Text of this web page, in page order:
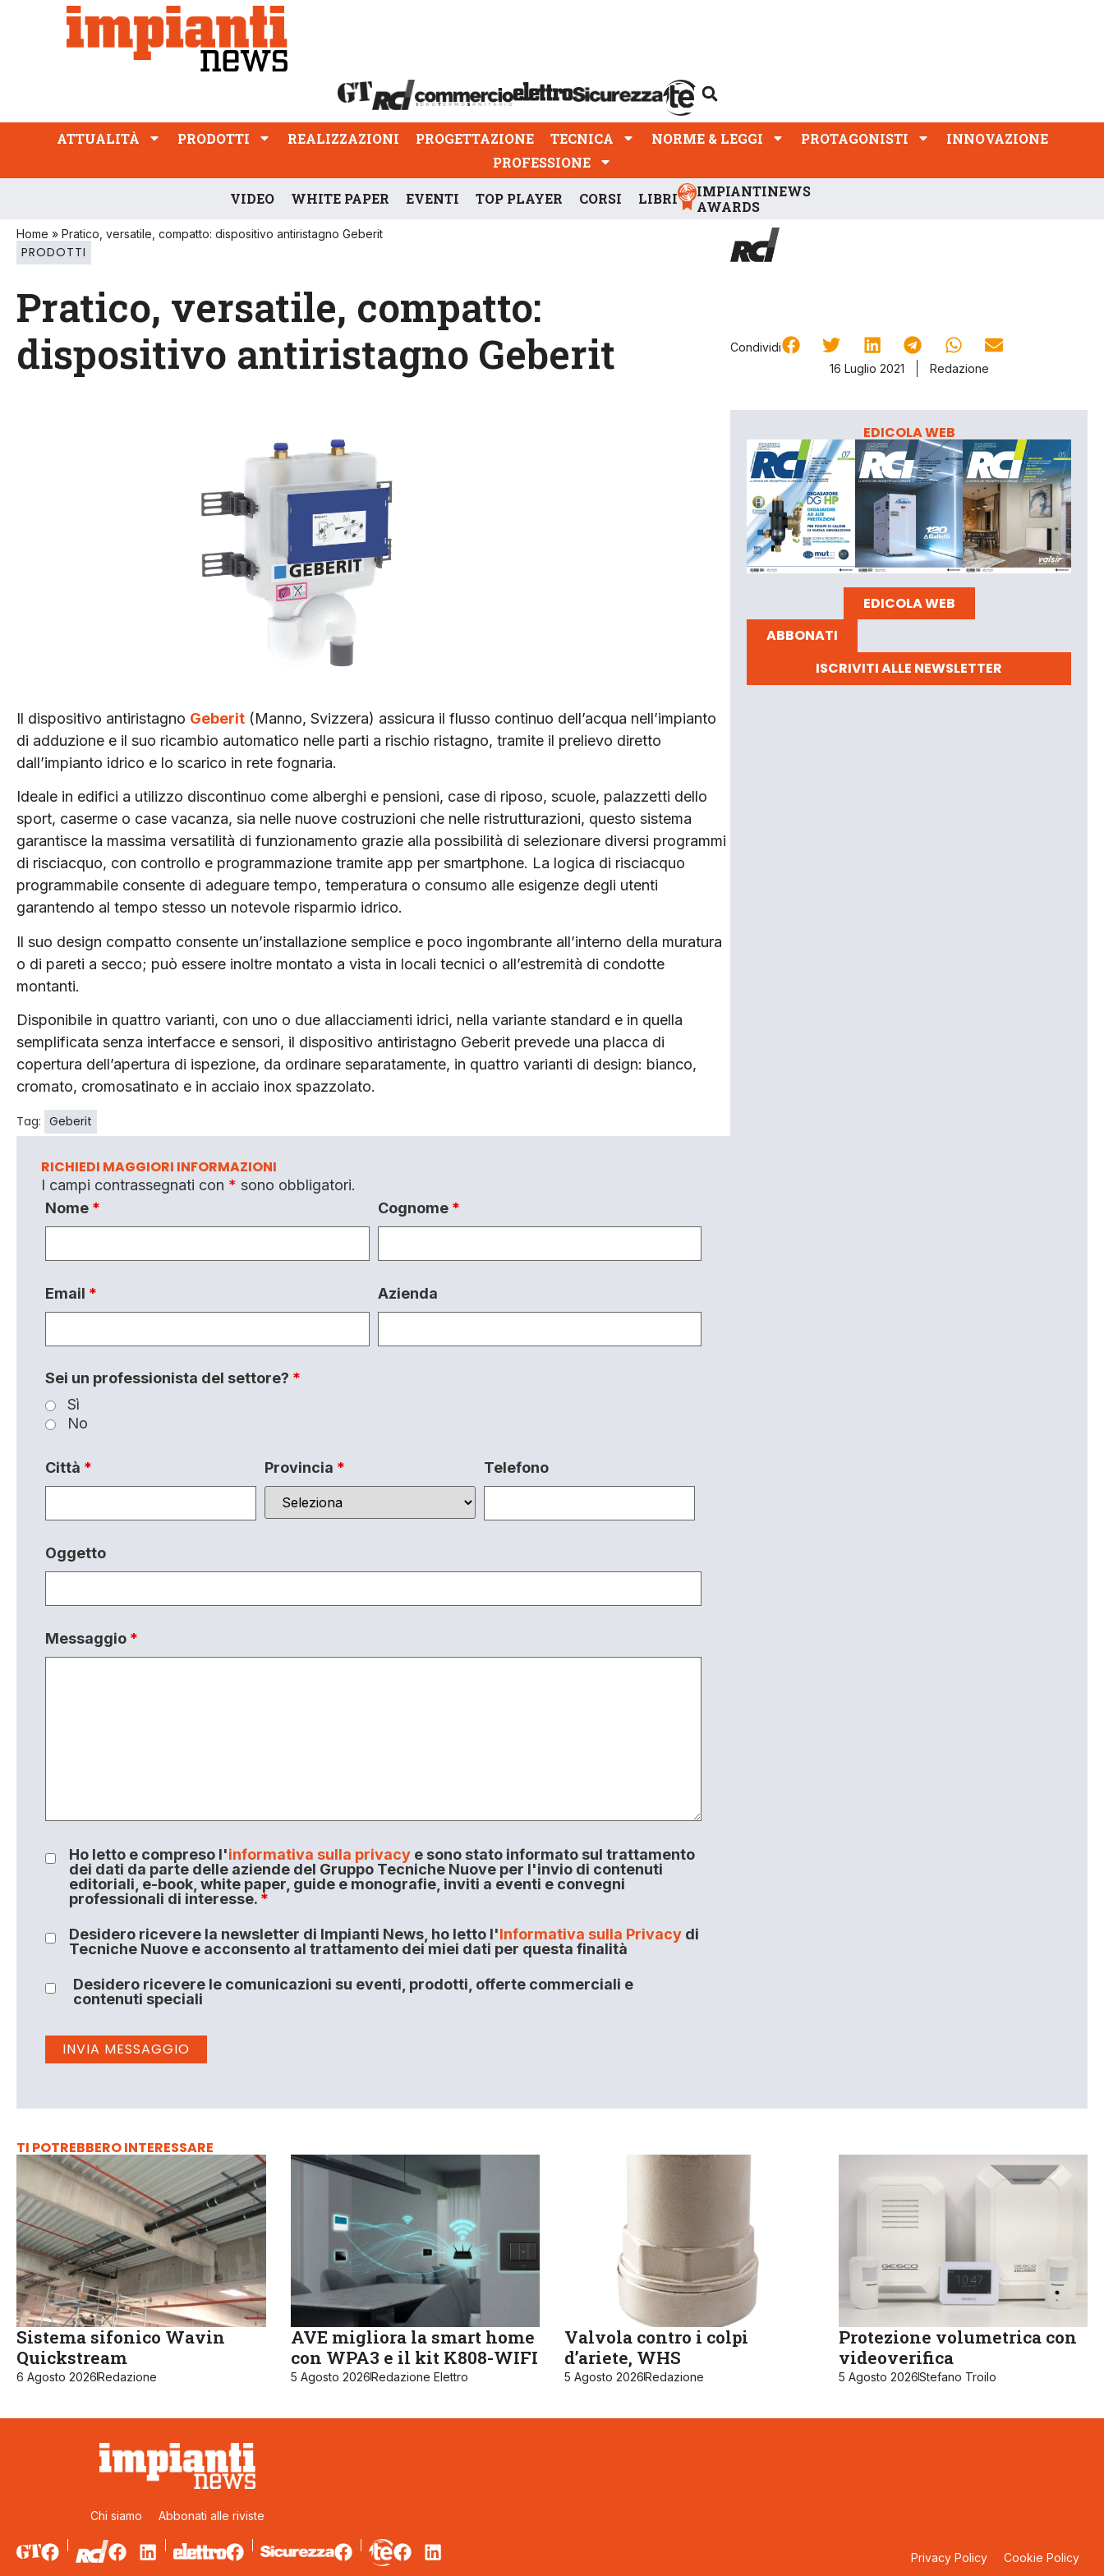
ATTUALITÀ PRODOTTI REALIZZAZIONI
PROFESSIONE
ATTUALITÀ PRODOTTI REALIZZAZIONI PROGETTAZIONE TECNICA NORME & LEGGI PROTAGONISTI
INNOVAZIONE
PROFESSIONE
VIDEO WHITE PAPER EVENTI TOP PLAYER CORSI LIBRI
IMPIANTINEWS
AWARDS
Home » Pratico, versatile, compatto: dispositivo antiristagno Geberit
PRODOTTI
Pratico, versatile, compatto:
dispositivo antiristagno Geberit
Condividi
16 Luglio 2021
Redazione
Il dispositivo antiristagno Geberit (Manno, Svizzera) assicura il flusso continuo dell’acqua nell’impianto
di adduzione e il suo ricambio automatico nelle parti a rischio ristagno, tramite il prelievo diretto
dall’impianto idrico e lo scarico in rete fognaria.
Ideale in edifici a utilizzo discontinuo come alberghi e pensioni, case di riposo, scuole, palazzetti dello
sport, caserme o case vacanza, sia nelle nuove costruzioni che nelle ristrutturazioni, questo sistema
garantisce la massima versatilità di funzionamento grazie alla possibilità di selezionare diversi programmi
di risciacquo, con controllo e programmazione tramite app per smartphone. La logica di risciacquo
programmabile consente di adeguare tempo, temperatura o consumo alle esigenze degli utenti
garantendo al tempo stesso un notevole risparmio idrico.
Il suo design compatto consente un’installazione semplice e poco ingombrante all’interno della muratura
o di pareti a secco; può essere inoltre montato a vista in locali tecnici o all’estremità di condotte
montanti.
Disponibile in quattro varianti, con uno o due allacciamenti idrici, nella variante standard e in quella
semplificata senza interfacce e sensori, il dispositivo antiristagno Geberit prevede una placca di
copertura dell’apertura di ispezione, da ordinare separatamente, in quattro varianti di design: bianco,
cromato, cromosatinato e in acciaio inox spazzolato.
Tag: Geberit
RICHIEDI MAGGIORI INFORMAZIONI
I campi contrassegnati con * sono obbligatori.
Nome * Cognome *
Email * Azienda
Sei un professionista del settore? *
Sì
No
Città * Provincia * Telefono
Oggetto
Messaggio *
Ho letto e compreso l'informativa sulla privacye sono stato informato sul trattamento
dei dati da parte delle aziende del Gruppo Tecniche Nuove per l'invio di contenuti
editoriali, e-book, white paper, guide e monografie, inviti a eventi e convegni
professionali di interesse. *
Desidero ricevere la newsletter di Impianti News, ho letto l'Informativa sulla Privacydi
Tecniche Nuove e acconsento al trattamento dei miei dati per questa finalità
Desidero ricevere le comunicazioni su eventi, prodotti, offerte commerciali e
contenuti speciali
EDICOLA WEB
EDICOLA WEB
ABBONATI
ISCRIVITI ALLE NEWSLETTER
TI POTREBBERO INTERESSARE
Sistema sifonico Wavin
Quickstream
6 Agosto 2026Redazione
AVE migliora la smart home
con WPA3 e il kit K808-WIFI
5 Agosto 2026Redazione Elettro
Valvola contro i colpi
d’ariete, WHS
5 Agosto 2026Redazione
Protezione volumetrica con
videoverifica
5 Agosto 2026Stefano Troilo
Chi siamo Abbonati alle riviste
Privacy Policy Cookie Policy